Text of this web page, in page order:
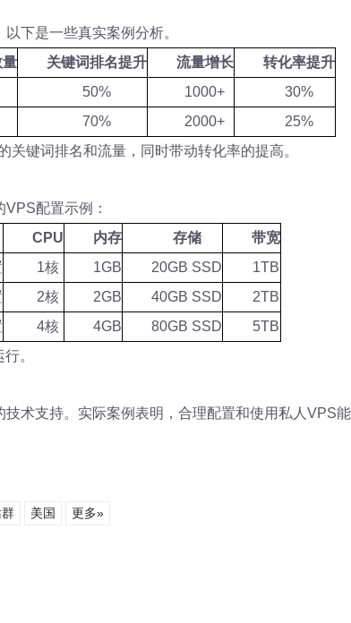
下是一些真实案例分析。
关键词排名提升 流量增长
转化率提升
50% 1000+
30%
70% 2000+
25%
键词排名和流量，同时带动转化率的提高。
配置示例：
CPU 内存 存储
带宽
1核 1GB 20GB SSD
1TB
2核 2GB 40GB SSD
2TB
4核 4GB 80GB SSD
5TB
。
术支持。实际案例表明，合理配置和使用私人VPS
美国 更多»